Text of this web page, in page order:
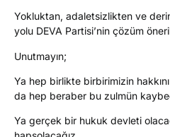
Yokluktan, adaletsizlikten ve
yolu DEVA Partisi’nin çözüm
Unutmayın;
Ya hep birlikte birbirimizin
da hep beraber bu zulmün
Ya gerçek bir hukuk devleti